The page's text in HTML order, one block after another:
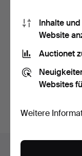
ER IN
4 Tage
Schätzwert
34 USD
Suche
Archivsuchen.
Objekte in
Inhalte
Website
Auctionet
Websites
Weitere